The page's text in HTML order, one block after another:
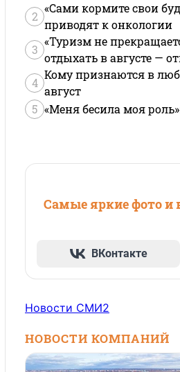
2
«Сами кормите свои
приводят к онкологии
3
«Туризм не
отдыхать в августе —
4
Кому признаются в
август
5 «Меня бесила моя
Самые яркие фото и
ВКонтакте
Новости СМИ2
НОВОСТИ КОМПАНИЙ